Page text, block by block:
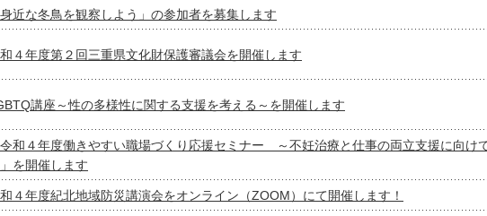
身近な冬鳥を観察しよう」の参加者を募集します
４年度第２回三重県文化財保護審議会を開催します
講座～性の多様性に関する支援を考える～を開催します
令和４年度働きやすい職場づくり応援セミナー ～不妊治療と仕事の両立支援に向け
を開催します
４年度紀北地域防災講演会をオンライン（ZOOM）にて開催します！